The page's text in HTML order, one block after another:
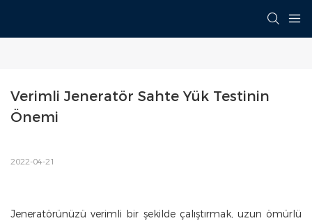
Verimli Jeneratör Sahte Yük Testinin
Önemi
2022-04-21
Jeneratörünüzü verimli bir şekilde çalıştırmak, uzun ömürlü